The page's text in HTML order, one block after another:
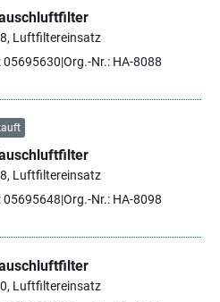
Luftfiltereinsatz
05695630 Org.-Nr.: HA-8088
Luftfiltereinsatz
05695648 Org.-Nr.: HA-8098
Luftfiltereinsatz